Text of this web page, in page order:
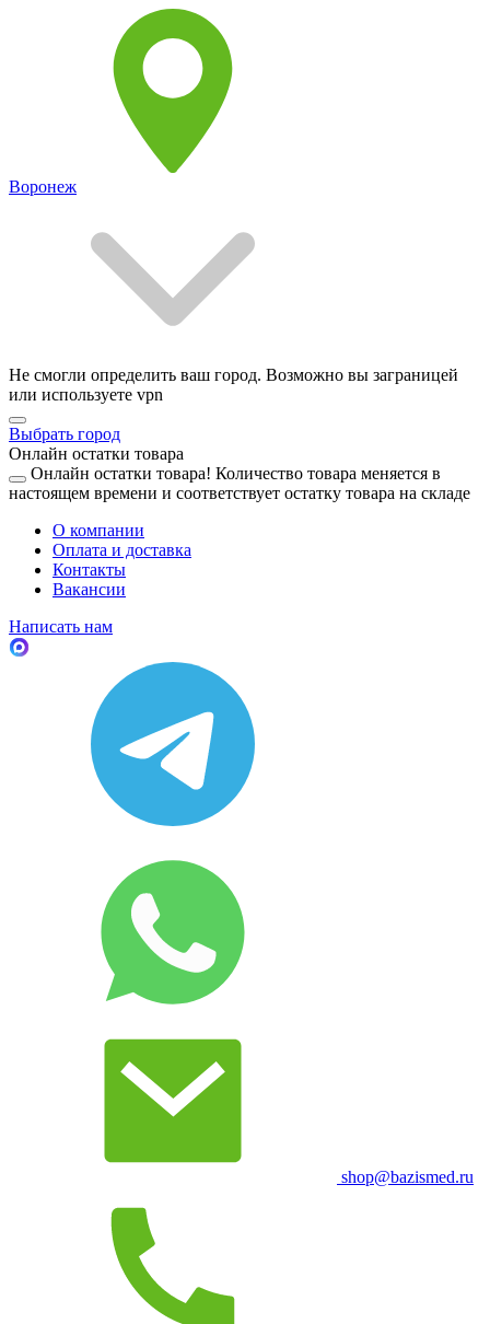
Воронеж
Не смогли определить ваш город. Возможно вы заграницей
или используете vpn
Выбрать город
Онлайн остатки товара
Онлайн остатки товара! Количество товара меняется в
настоящем времени и соответствует остатку товара на складе
О компании
Оплата и доставка
Контакты
Вакансии
Написать нам
shop@bazismed.ru